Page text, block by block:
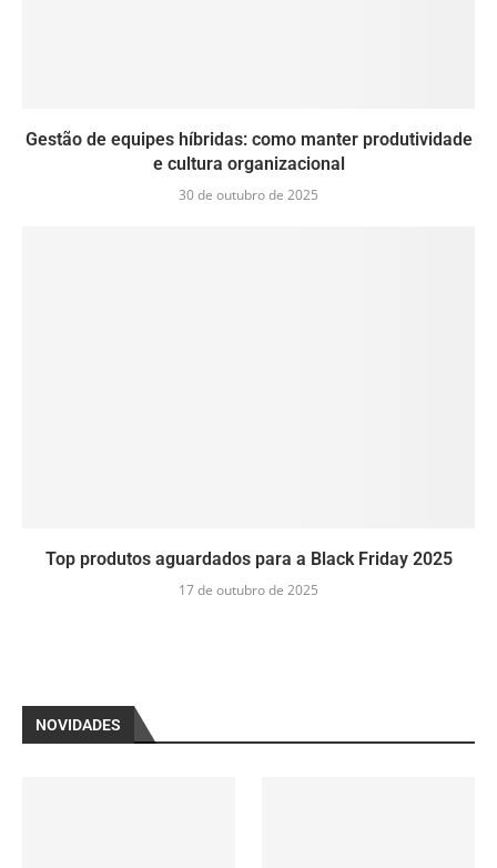
Gestão de equipes híbridas: como manter produtividade
e cultura organizacional
30 de outubro de 2025
Top produtos aguardados para a Black Friday 2025
17 de outubro de 2025
NOVIDADES